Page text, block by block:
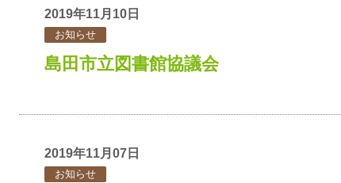
2019年11月10日
お知らせ
島田市立図書館協議会
2019年11月07日
お知らせ